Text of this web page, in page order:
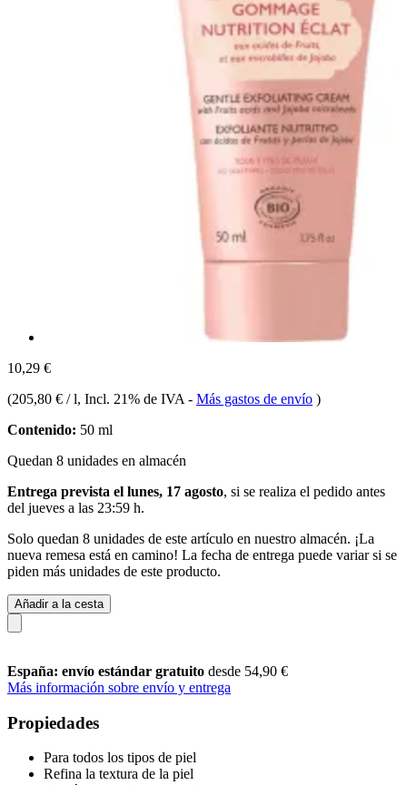
10,29 €
(205,80 € / l, Incl. 21% de IVA - Más gastos de envío )
Contenido: 50 ml
Quedan 8 unidades en almacén
Entrega prevista el lunes, 17 agosto, si se realiza el pedido antes
del jueves a las 23:59 h.
Solo quedan 8 unidades de este artículo en nuestro almacén. ¡La
nueva remesa está en camino! La fecha de entrega puede variar si se
piden más unidades de este producto.
Añadir a la cesta
España: envío estándar gratuito desde 54,90 €
Más información sobre envío y entrega
Propiedades
Para todos los tipos de piel
Refina la textura de la piel